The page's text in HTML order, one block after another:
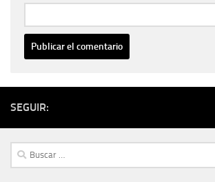
SEGUIR:
Buscar: